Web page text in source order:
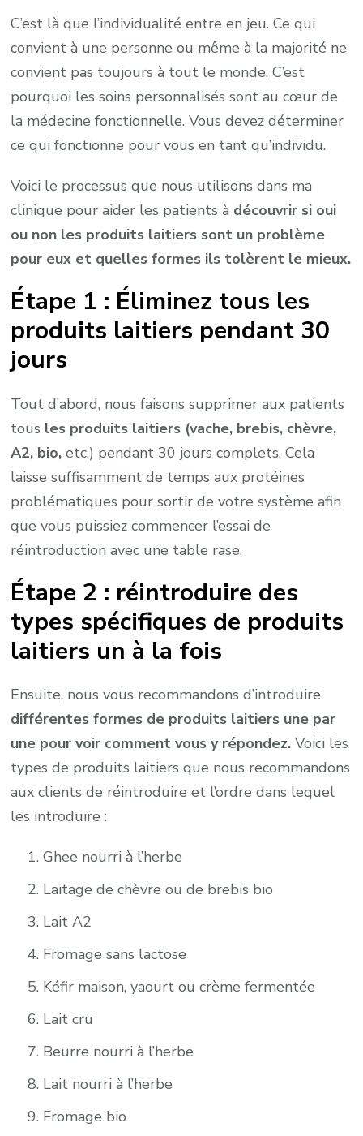
C’est là que l’individualité entre en jeu. Ce qui
convient à une personne ou même à la majorité ne
convient pas toujours à tout le monde. C’est
pourquoi les soins personnalisés sont au cœur de
la médecine fonctionnelle. Vous devez déterminer
ce qui fonctionne pour vous en tant qu’individu.
Voici le processus que nous utilisons dans ma
clinique pour aider les patients à découvrir si oui
ou non les produits laitiers sont un problème
pour eux et quelles formes ils tolèrent le mieux.
Étape 1 : Éliminez tous les
produits laitiers pendant 30
jours
Tout d’abord, nous faisons supprimer aux patients
tous les produits laitiers (vache, brebis, chèvre,
A2, bio,etc.) pendant 30 jours complets. Cela
laisse suffisamment de temps aux protéines
problématiques pour sortir de votre système afin
que vous puissiez commencer l’essai de
réintroduction avec une table rase.
Étape 2 : réintroduire des
types spécifiques de produits
laitiers un à la fois
Ensuite, nous vous recommandons d’introduire
différentes formes de produits laitiers une par
une pour voir comment vous y répondez.Voici les
types de produits laitiers que nous recommandons
aux clients de réintroduire et l’ordre dans lequel
les introduire :
Ghee nourri à l’herbe
Laitage de chèvre ou de brebis bio
Lait A2
Fromage sans lactose
Kéfir maison, yaourt ou crème fermentée
Lait cru
Beurre nourri à l’herbe
Lait nourri à l’herbe
Fromage bio